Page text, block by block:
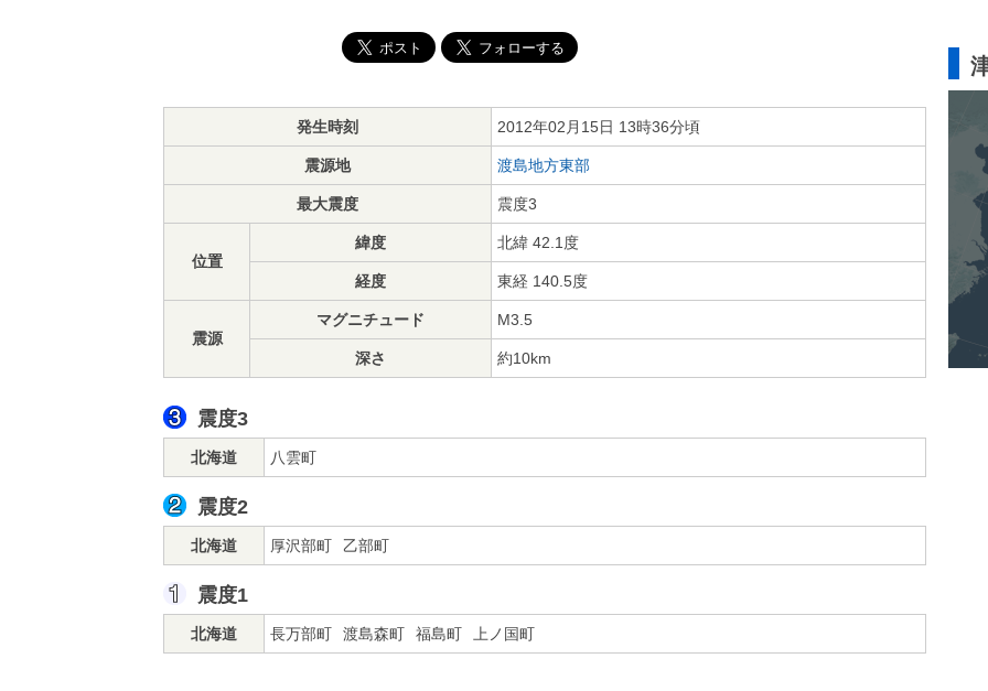
発生時刻 2012年02月15日 13時36分頃
震源地 渡島地方東部
最大震度 震度3
位置
緯度 北緯 42.1度
経度 東経 140.5度
震源
マグニチュード M3.5
深さ 約10km
震度3
北海道 八雲町
震度2
北海道 厚沢部町 乙部町
震度1
北海道 長万部町 渡島森町 福島町 上ノ国町